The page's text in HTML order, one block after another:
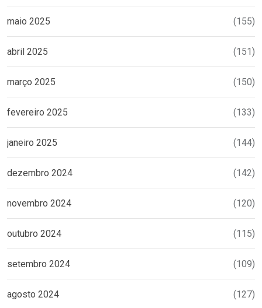
maio 2025 (155)
abril 2025 (151)
março 2025 (150)
fevereiro 2025 (133)
janeiro 2025 (144)
dezembro 2024 (142)
novembro 2024 (120)
outubro 2024 (115)
setembro 2024 (109)
agosto 2024 (127)